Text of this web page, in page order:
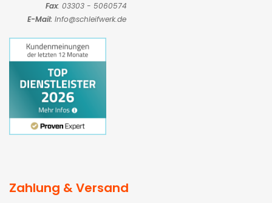
Fax: 03303 - 5060574
E-Mail: Info@schleifwerk.de
Zahlung & Versand